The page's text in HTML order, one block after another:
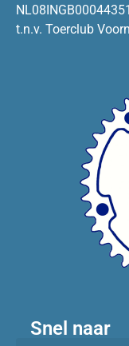
t.n.v. Toerclub
Snel naar